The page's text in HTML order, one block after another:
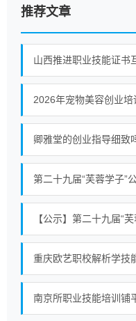
推荐文章
山西推进职业技能证书
卿雅堂的创业指导细致
第二十九届“芙蓉学子”
重庆欧艺职校解析学技
南京所职业技能培训铺